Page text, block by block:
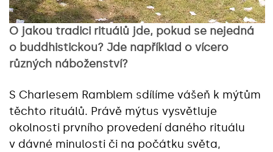
O jakou tradici rituálů jde, pokud se nejedná
o buddhistickou? Jde například o vícero
různých náboženství?
S Charlesem Ramblem sdílíme vášeň k mýtům
těchto rituálů. Právě mýtus vysvětluje
okolnosti prvního provedení daného rituálu
v dávné minulosti či na počátku světa,